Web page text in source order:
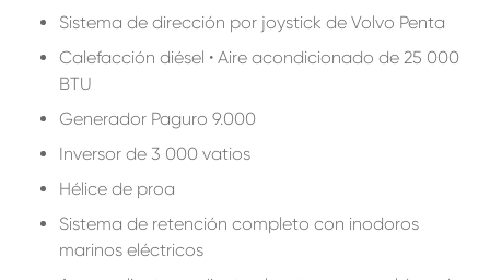
Sistema de dirección por joystick de Volvo Penta
Calefacción diésel • Aire acondicionado de 25 000
BTU
Generador Paguro 9.000
Inversor de 3 000 vatios
Hélice de proa
Sistema de retención completo con inodoros
marinos eléctricos